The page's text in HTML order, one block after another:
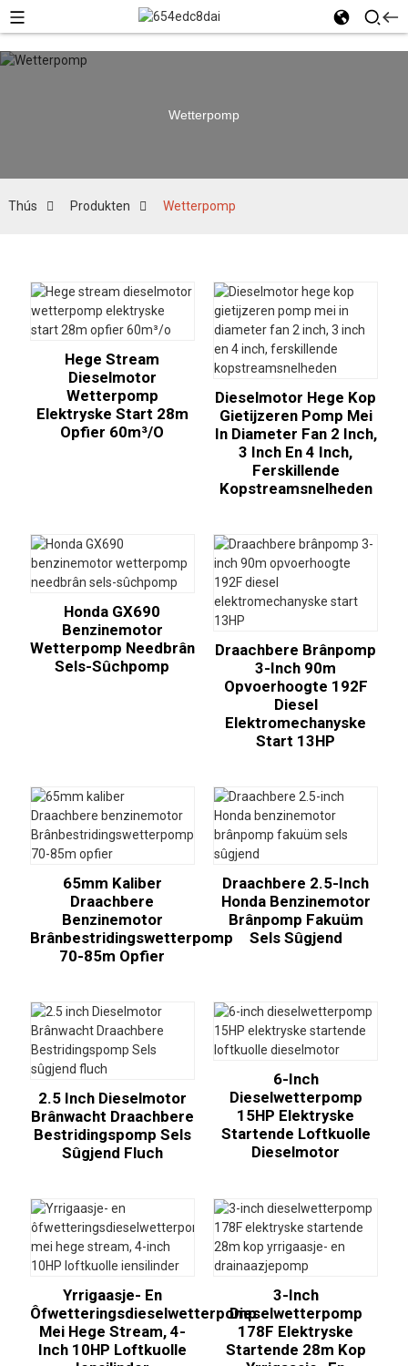
Wetterpomp
Thús Produkten Wetterpomp
Hege Stream
Dieselmotor
Wetterpomp
Elektryske Start 28m
Opfier 60m³/o
Dieselmotor Hege Kop
Gietijzeren Pomp Mei
In Diameter Fan 2 Inch,
3 Inch En 4 Inch,
Ferskillende
Kopstreamsnelheden
Honda GX690
Benzinemotor
Wetterpomp Needbrân
Sels-Sûchpomp
Draachbere Brânpomp
3-Inch 90m
Opvoerhoogte 192F
Diesel
Elektromechanyske
Start 13HP
65mm Kaliber
Draachbere
Benzinemotor
Brânbestridingswetterpomp
70-85m Opfier
Draachbere 2.5-Inch
Honda Benzinemotor
Brânpomp Fakuüm
Sels Sûgjend
2.5 Inch Dieselmotor
Brânwacht Draachbere
Bestridingspomp Sels
Sûgjend Fluch
6-Inch
Dieselwetterpomp
15HP Elektryske
Startende Loftkuolle
Dieselmotor
Yrrigaasje- En
Ôfwetteringsdieselwetterpomp
Mei Hege Stream, 4-
Inch 10HP Loftkuolle
3-Inch
Dieselwetterpomp
178F Elektryske
Startende 28m Kop